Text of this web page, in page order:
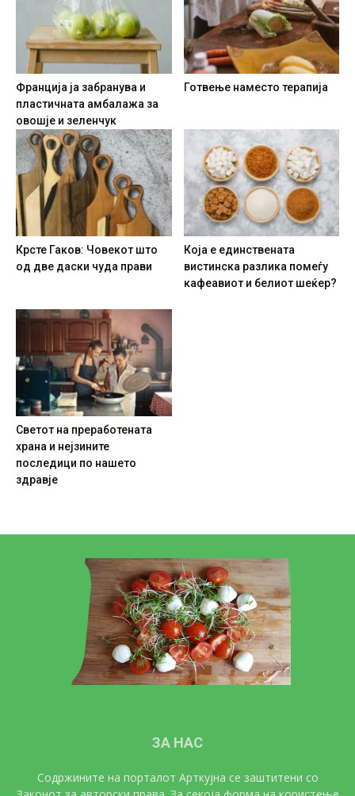
Франција ја забранува и
пластичната амбалажа за
овошје и зеленчук
Готвење наместо терапија
Крсте Гаков: Човекот што
од две даски чуда прави
Која е единствената
вистинска разлика помеѓу
кафеавиот и белиот шеќер?
Светот на преработената
храна и нејзините
последици по нашето
здравје
ЗА НАС
Содржините на порталот Арткујна се заштитени со